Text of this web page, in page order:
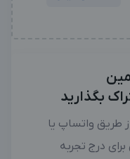
بگذارید
طریق واتساپ یا
درج تجربه